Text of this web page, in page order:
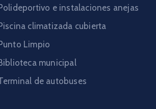
e instalaciones anejas
climatizada cubierta
Limpio
municipal
de autobuses